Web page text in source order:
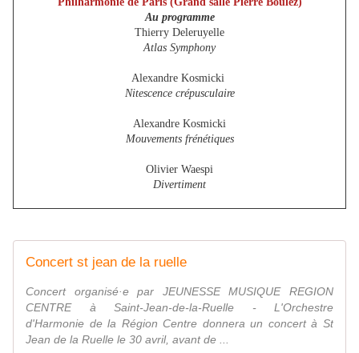
Au programme
Thierry Deleruyelle
Atlas Symphony
Alexandre Kosmicki
Nitescence crépusculaire
Alexandre Kosmicki
Mouvements frénétiques
Olivier Waespi
Divertiment
Concert st jean de la ruelle
Concert organisé·e par JEUNESSE MUSIQUE REGION
CENTRE à Saint-Jean-de-la-Ruelle - L'Orchestre
d'Harmonie de la Région Centre donnera un concert à St
Jean de la Ruelle le 30 avril, avant de ...